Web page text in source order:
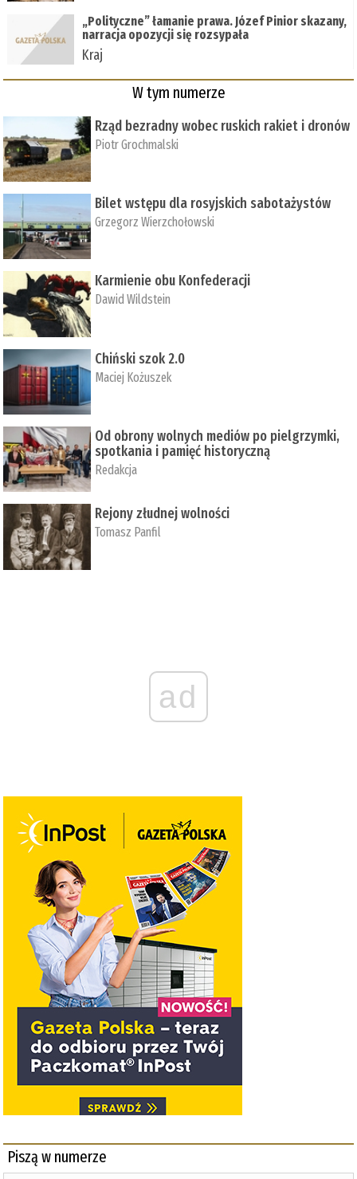
„Polityczne” łamanie prawa. Józef Pinior skazany,
narracja opozycji się rozsypała
Kraj
W tym numerze
Rząd bezradny wobec ruskich rakiet i dronów
Piotr Grochmalski
Bilet wstępu dla rosyjskich sabotażystów
Grzegorz Wierzchołowski
Karmienie obu Konfederacji
Dawid Wildstein
Chiński szok 2.0
Maciej Kożuszek
Od obrony wolnych mediów po pielgrzymki,
spotkania i pamięć historyczną
Redakcja
Rejony złudnej wolności
Tomasz Panfil
ad
Piszą w numerze